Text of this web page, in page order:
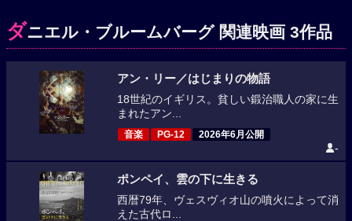
ダニエル・ブルームバーグ 関連映画 3作品
アン・リー／はじまりの物語
18世紀のイギリス。貧しい鍛治職人の家に生
まれたアン...
音楽 PG-12 2026年6月公開
-
ポンペイ、雲の下に生きる
西暦79年、ヴェスヴィオ山の噴火によって消
えた古代ロ...